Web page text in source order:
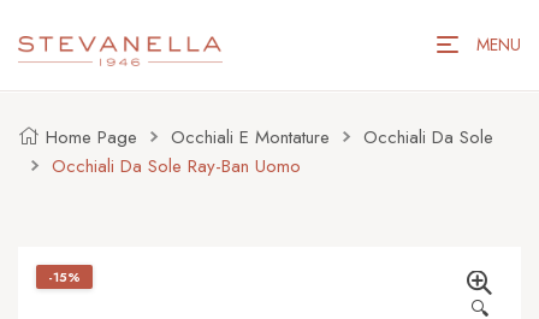
MENU
Home Page Occhiali E Montature
Occhiali Da Sole
Occhiali Da Sole Ray-Ban Uomo
🔍
-15%